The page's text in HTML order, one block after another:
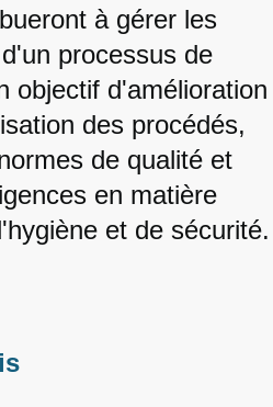
à gérer les
processus de
objectif d'amélioration
des procédés,
de qualité et
en matière
et de sécurité.